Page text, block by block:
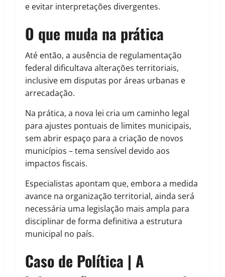
e evitar interpretações divergentes.
O que muda na prática
Até então, a ausência de regulamentação
federal dificultava alterações territoriais,
inclusive em disputas por áreas urbanas e
arrecadação.
Na prática, a nova lei cria um caminho legal
para ajustes pontuais de limites municipais,
sem abrir espaço para a criação de novos
municípios – tema sensível devido aos
impactos fiscais.
Especialistas apontam que, embora a medida
avance na organização territorial, ainda será
necessária uma legislação mais ampla para
disciplinar de forma definitiva a estrutura
municipal no país.
Caso de Política | A